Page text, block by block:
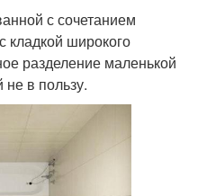
с сочетанием
кладкой широкого
разделение маленькой
в пользу.